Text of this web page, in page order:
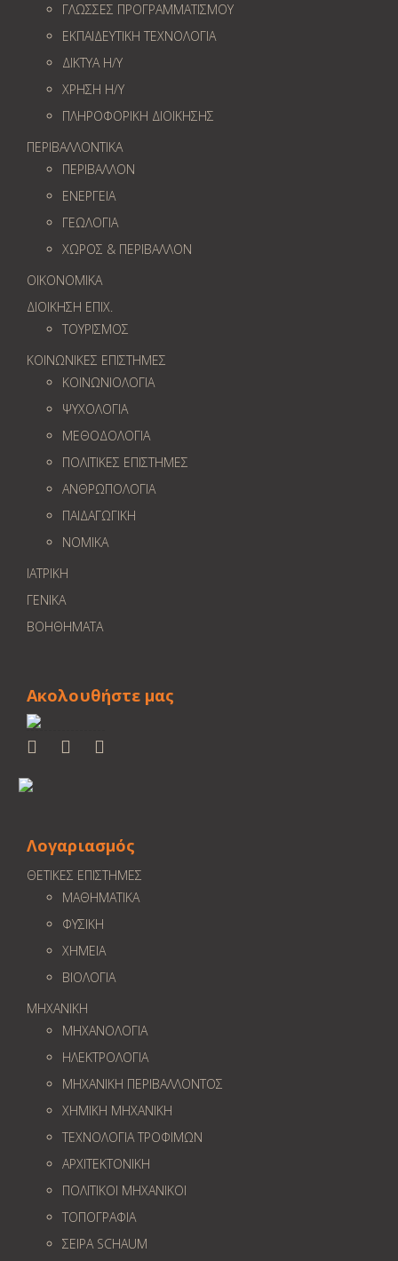
ΓΛΩΣΣΕΣ ΠΡΟΓΡΑΜΜΑΤΙΣΜΟΥ
ΕΚΠΑΙΔΕΥΤΙΚΗ ΤΕΧΝΟΛΟΓΙΑ
ΔΙΚΤΥΑ Η/Υ
ΧΡΗΣΗ Η/Υ
ΠΛΗΡΟΦΟΡΙΚΗ ΔΙΟΙΚΗΣΗΣ
ΠΕΡΙΒΑΛΛΟΝΤΙΚΑ
ΠΕΡΙΒΑΛΛΟΝ
ΕΝΕΡΓΕΙΑ
ΓΕΩΛOΓΙΑ
ΧΩΡΟΣ & ΠΕΡΙΒΑΛΛΟΝ
ΟΙΚΟΝΟΜΙΚΑ
ΔΙΟΙΚΗΣΗ ΕΠΙΧ.
ΤΟΥΡΙΣΜΟΣ
ΚΟΙΝΩΝΙΚΕΣ ΕΠΙΣΤΗΜΕΣ
ΚΟΙΝΩΝΙΟΛΟΓΙΑ
ΨΥΧΟΛΟΓΙΑ
ΜΕΘΟΔΟΛΟΓΙΑ
ΠΟΛΙΤΙΚΕΣ ΕΠΙΣΤΗΜΕΣ
ΑΝΘΡΩΠΟΛΟΓΙΑ
ΠΑΙΔΑΓΩΓΙΚΗ
ΝΟΜΙΚΑ
ΙΑΤΡΙΚΗ
ΓΕΝΙΚΑ
ΒΟΗΘΗΜΑΤΑ
Ακολουθήστε μας
Λογαριασμός
ΘΕΤΙΚΕΣ ΕΠΙΣΤΗΜΕΣ
ΜΑΘΗΜΑΤΙΚΑ
ΦΥΣΙΚΗ
ΧΗΜΕΙΑ
ΒΙΟΛΟΓΙΑ
ΜΗΧΑΝΙΚΗ
ΜΗΧΑΝΟΛΟΓΙΑ
ΗΛΕΚΤΡΟΛΟΓΙΑ
ΜΗΧΑΝΙΚΗ ΠΕΡΙΒΑΛΛΟΝΤΟΣ
ΧΗΜΙΚΗ ΜΗΧΑΝΙΚΗ
ΤΕΧΝΟΛΟΓΙΑ ΤΡΟΦΙΜΩΝ
ΑΡΧΙΤΕΚΤΟΝΙΚΗ
ΠΟΛΙΤΙΚΟΙ ΜΗΧΑΝΙΚΟΙ
ΤΟΠΟΓΡΑΦΙΑ
ΣΕΙΡΑ SCHAUM